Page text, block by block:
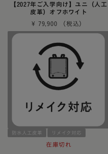
【2027年ご入学向け】ユニ（人工
皮革）オフホワイト
¥ 79,900
防水人工皮革 リメイク対応
在庫切れ